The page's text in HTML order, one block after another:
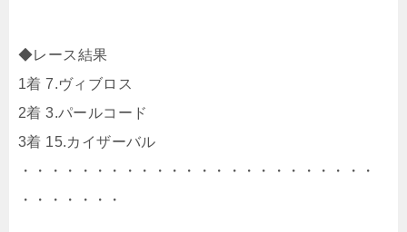
◆レース結果
1着 7.ヴィブロス
2着 3.パールコード
3着 15.カイザーバル
・・・・・・・・・・・・・・・・・・・・・・・・
・・・・・・・